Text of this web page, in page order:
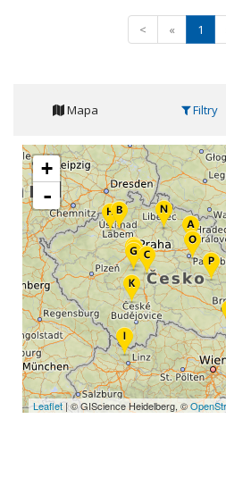
< « 1
Mapa Filtry
+
-
Leaflet| © GIScience Heidelberg, ©